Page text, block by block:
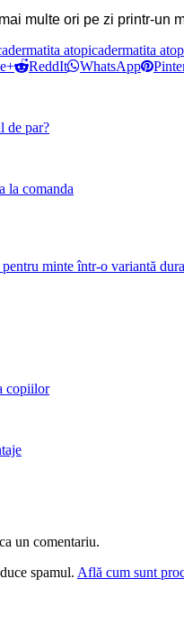
multe ori pe zi printr-un
dermatita atopicadermatita
ReddIt WhatsApp
de par?
la comanda
minte într-o variantă
copiilor
un comentariu.
spamul. Află cum sunt